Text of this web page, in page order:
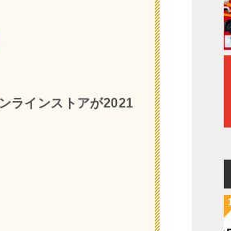
ラインストアが2021